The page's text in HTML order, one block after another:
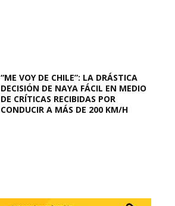
“ME VOY DE CHILE”: LA DRÁSTICA
DECISIÓN DE NAYA FÁCIL EN MEDIO
DE CRÍTICAS RECIBIDAS POR
CONDUCIR A MÁS DE 200 KM/H